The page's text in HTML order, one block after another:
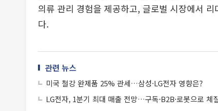
의류 관리 경험을 제공하고, 글로벌 시장에서
다.
관련 뉴스
미국 철강 완제품 25% 관세…삼성·LG전자 영향은?
LG전자, 1분기 최대 매출 전망…구독·B2B·로봇으로 체